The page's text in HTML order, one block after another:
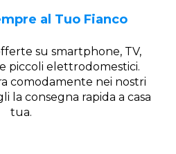
al Tuo Fianco
su smartphone, TV,
piccoli elettrodomestici.
comodamente nei nostri
la consegna rapida a casa
tua.